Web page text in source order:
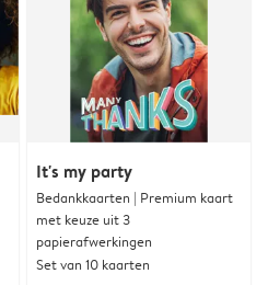
It's my party
Bedankkaarten | Premium kaart
met keuze uit 3
papierafwerkingen
Set van 10 kaarten